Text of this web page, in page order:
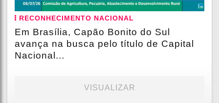
RECONHECIMENTO NACIONAL
Em Brasília, Capão Bonito do Sul
avança na busca pelo título de Capital
Nacional...
VISUALIZAR